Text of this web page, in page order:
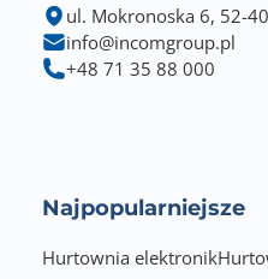
ul. Mokronoska 6, 52-
info@incomgroup.pl
+48 71 35 88 000
Najpopularniejsze
Hurtownia elektronik